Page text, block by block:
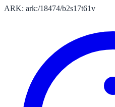
ARK: ark:/18474/b2s17t61v